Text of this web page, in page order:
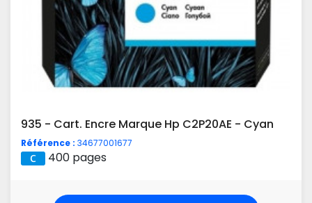
935 - Cart. Encre Marque Hp C2P20AE - Cyan
Référence : 34677001677
400 pages